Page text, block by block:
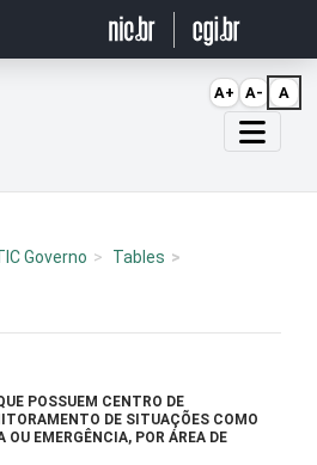
Governo Tables
POSSUEM CENTRO DE
DE SITUAÇÕES COMO
EMERGÊNCIA, POR ÁREA DE
A+ A- A